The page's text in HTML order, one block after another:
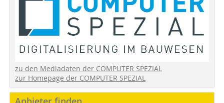
zu den Mediadaten der COMPUTER SPEZIAL
zur Homepage der COMPUTER SPEZIAL